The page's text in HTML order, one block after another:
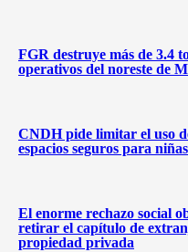
FGR destruye más de 3.4
operativos del noreste de
CNDH pide limitar el uso
espacios seguros para
El enorme rechazo social
retirar el capítulo de
propiedad privada